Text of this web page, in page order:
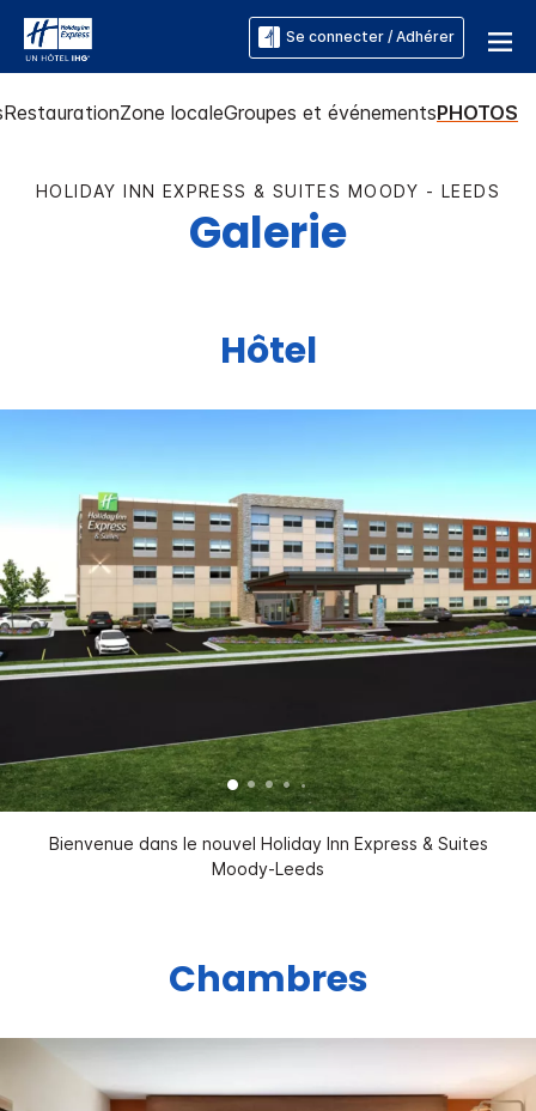
Se connecter / Adhérer
RestaurationZone localeGroupes et événementsPHOTOS
HOLIDAY INN EXPRESS & SUITES MOODY - LEEDS
Galerie
Hôtel
Bienvenue dans le nouvel Holiday Inn Express & Suites
Moody-Leeds
Chambres